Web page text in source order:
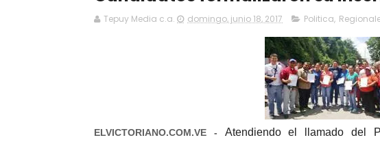
Tepuy Media c.a. domingo, junio 18, 2017 Politica,
ELVICTORIANO.COM.VE - Atendiendo el llamado del